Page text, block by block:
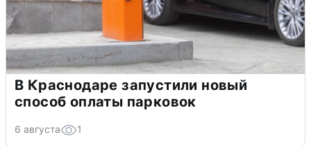
В Краснодаре запустили новый
способ оплаты парковок
6 августа 1